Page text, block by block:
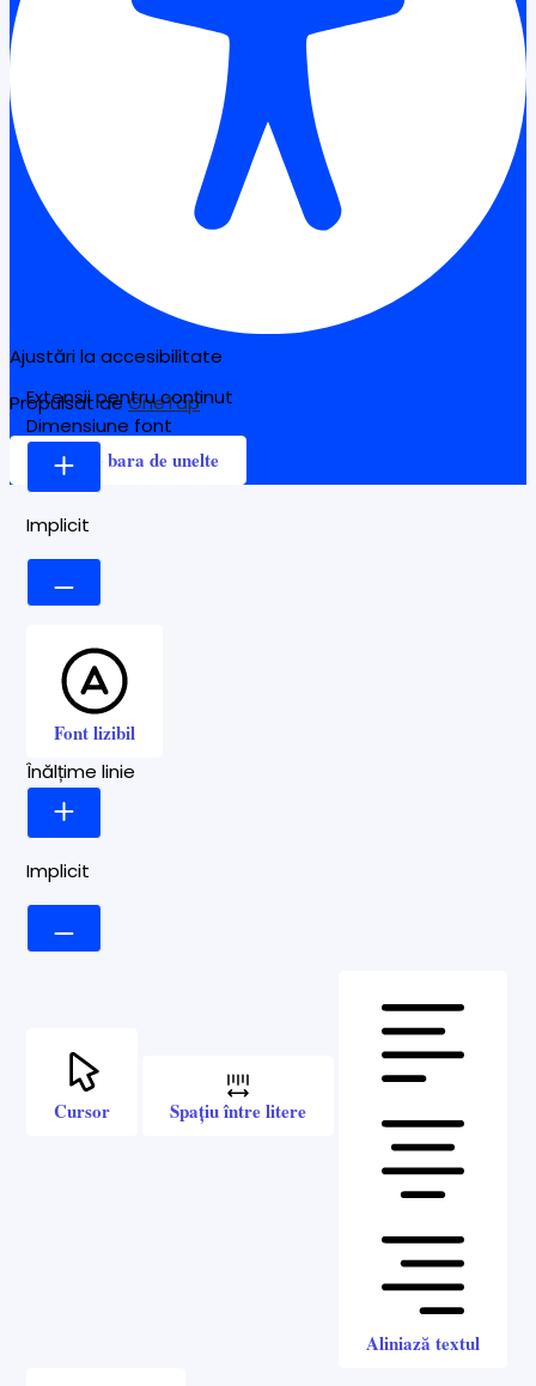
Ajustări la accesibilitate
Propulsat deOneTap
Ascunde bara de unelte
Extensii pentru conținut
Dimensiune font
Implicit
Font lizibil
Înălțime linie
Implicit
Cursor Spațiu între litere
Aliniază textul